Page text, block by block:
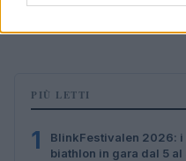
PIÙ LETTI
1
BlinkFestivalen 2026:
biathlon in gara dal 5